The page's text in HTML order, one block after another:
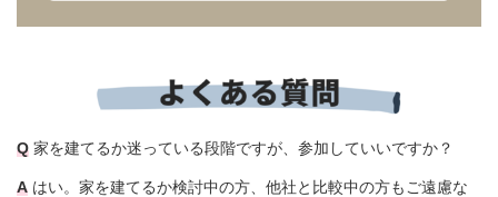
Q 家を建てるか迷っている段階ですが、参加していいですか？
A はい。家を建てるか検討中の方、他社と比較中の方もご遠慮な